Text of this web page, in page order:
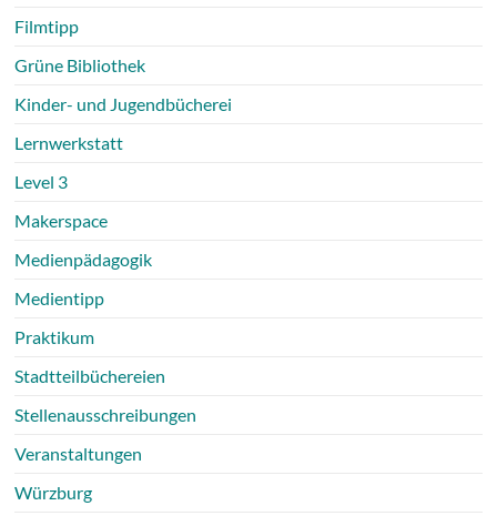
Filmtipp
Grüne Bibliothek
Kinder- und Jugendbücherei
Lernwerkstatt
Level 3
Makerspace
Medienpädagogik
Medientipp
Praktikum
Stadtteilbüchereien
Stellenausschreibungen
Veranstaltungen
Würzburg